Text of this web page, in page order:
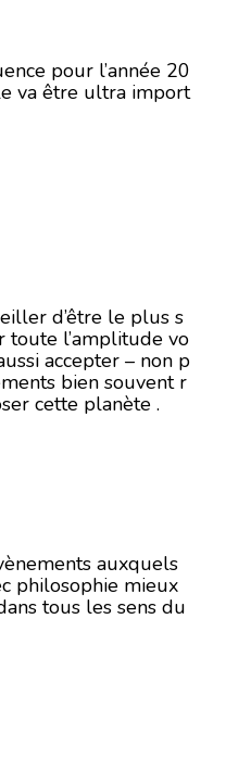
pour l’année 20
va être ultra import
d’être le plus s
toute l’amplitude vo
accepter – non p
bien souvent r
cette planète .
auxquels
philosophie mieux
tous les sens du